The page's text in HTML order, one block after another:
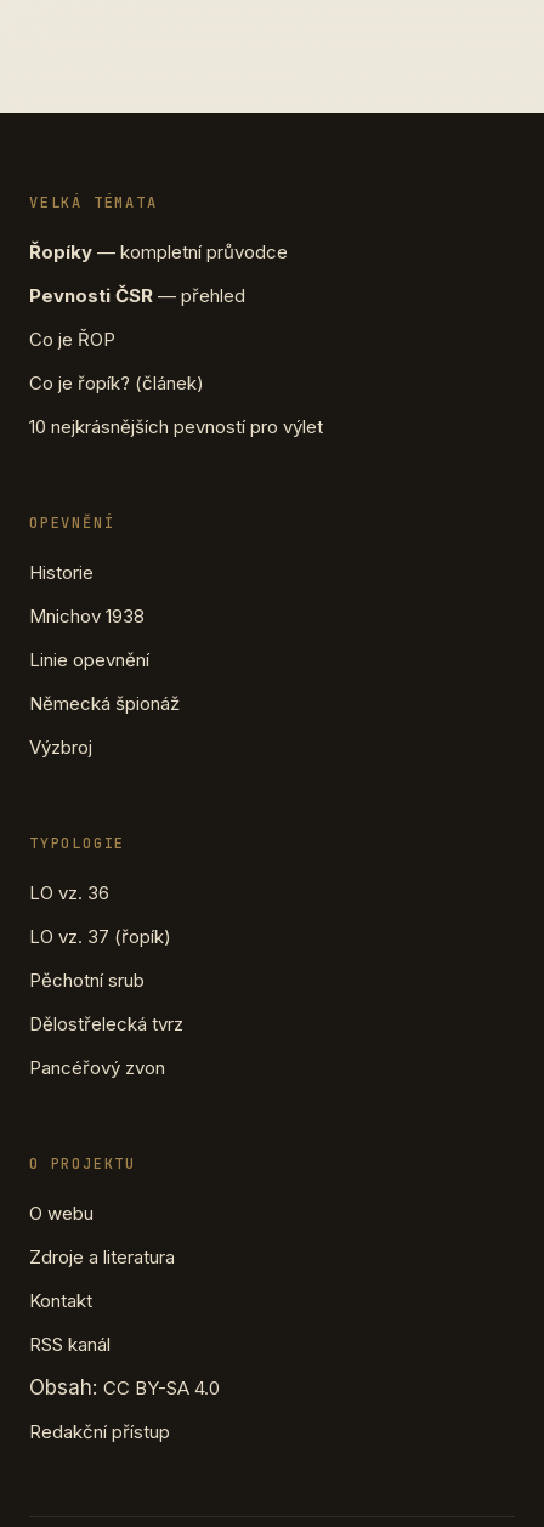
VELKÁ TÉMATA
Řopíky — kompletní průvodce
Pevnosti ČSR — přehled
Co je ŘOP
Co je řopík? (článek)
10 nejkrásnějších pevností pro výlet
OPEVNĚNÍ
Historie
Mnichov 1938
Linie opevnění
Německá špionáž
Výzbroj
TYPOLOGIE
LO vz. 36
LO vz. 37 (řopík)
Pěchotní srub
Dělostřelecká tvrz
Pancéřový zvon
O PROJEKTU
O webu
Zdroje a literatura
Kontakt
RSS kanál
Obsah: CC BY-SA 4.0
Redakční přístup